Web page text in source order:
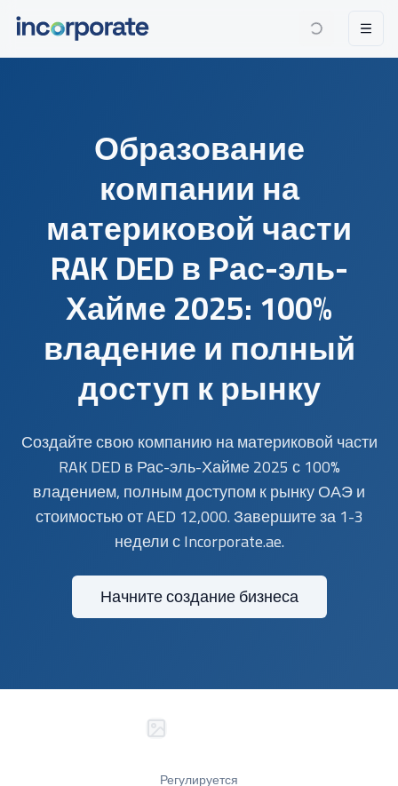
Образование
компании на
материковой части
RAK DED в Рас-эль-
Хайме 2025: 100%
владение и полный
доступ к рынку
Создайте свою компанию на материковой части
RAK DED в Рас-эль-Хайме 2025 с 100%
владением, полным доступом к рынку ОАЭ и
стоимостью от AED 12,000. Завершите за 1-3
недели с Incorporate.ae.
Начните создание бизнеса
Регулируется